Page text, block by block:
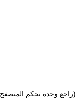
(راجع وحدة تحكم المتصفح